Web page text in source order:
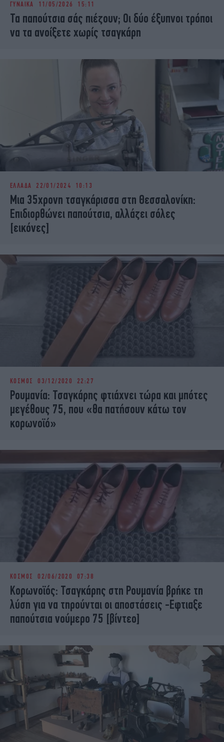
iBOOKS
OSCARS
THE OCEAN
MEDIA
ELAMEFORA
ΓΥΝΑΙΚΑ 11/05/2026 15:11
Τα παπούτσια σάς πιέζουν; Οι δύο έξυπνοι τρόποι
να τα ανοίξετε χωρίς τσαγκάρη
ΕΛΛΑΔΑ 22/01/2024 10:13
Μια 35χρονη τσαγκάρισσα στη Θεσσαλονίκη:
Επιδιορθώνει παπούτσια, αλλάζει σόλες
[εικόνες]
ΚΟΣΜΟΣ 03/12/2020 22:27
Ρουμανία: Τσαγκάρης φτιάχνει τώρα και μπότες
μεγέθους 75, που «θα πατήσουν κάτω τον
κορωνοϊό»
ΚΟΣΜΟΣ 02/06/2020 07:38
Κορωνοϊός: Τσαγκάρης στη Ρουμανία βρήκε τη
λύση για να τηρούνται οι αποστάσεις -Εφτιαξε
παπούτσια νούμερο 75 [βίντεο]